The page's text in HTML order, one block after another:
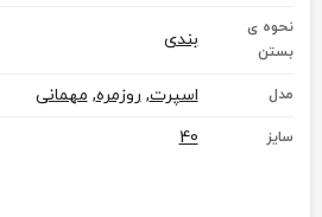
نحوه ی
بستن
بندی
مدل اسپرت, روزمره, مهمانی
سایز 40